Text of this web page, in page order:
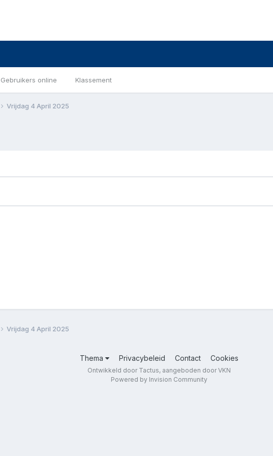
Gebruikers online Klassement
Vrijdag 4 April 2025
Vrijdag 4 April 2025
Thema Privacybeleid Contact Cookies
Ontwikkeld door Tactus, aangeboden door VKN
Powered by Invision Community